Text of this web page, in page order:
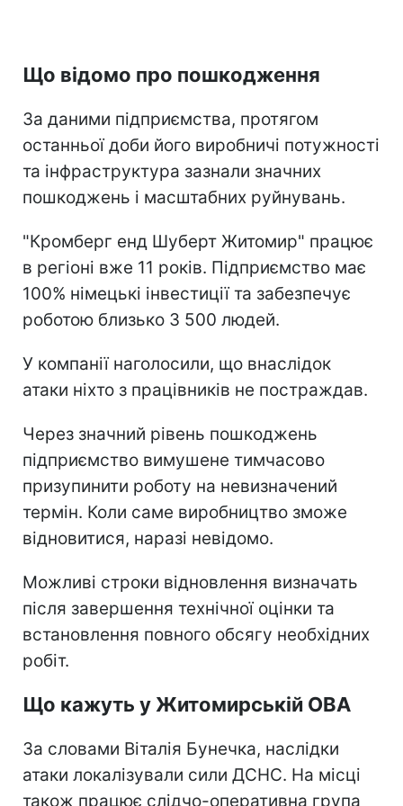
Що відомо про пошкодження
За даними підприємства, протягом
останньої доби його виробничі потужності
та інфраструктура зазнали значних
пошкоджень і масштабних руйнувань.
"Кромберг енд Шуберт Житомир" працює
в регіоні вже 11 років. Підприємство має
100% німецькі інвестиції та забезпечує
роботою близько 3 500 людей.
У компанії наголосили, що внаслідок
атаки ніхто з працівників не постраждав.
Через значний рівень пошкоджень
підприємство вимушене тимчасово
призупинити роботу на невизначений
термін. Коли саме виробництво зможе
відновитися, наразі невідомо.
Можливі строки відновлення визначать
після завершення технічної оцінки та
встановлення повного обсягу необхідних
робіт.
Що кажуть у Житомирській ОВА
За словами Віталія Бунечка, наслідки
атаки локалізували сили ДСНС. На місці
також працює слідчо-оперативна група